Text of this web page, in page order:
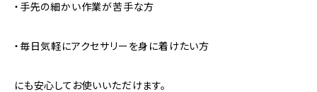
・手先の細かい作業が苦手な方
・毎日気軽にアクセサリーを身に着けたい方
にも安心してお使いいただけます。